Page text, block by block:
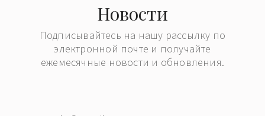
Новости
Подписывайтесь на нашу рассылку по
электронной почте и получайте
ежемесячные новости и обновления.